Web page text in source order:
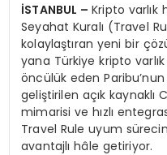
İSTANBUL –Kripto varlık
Seyahat Kuralı (Travel
kolaylaştıran yeni bir
yana Türkiye kripto
öncülük eden
geliştirilen açık
mimarisi ve hızlı
Travel Rule uyum
avantajlı hâle getiriyor.